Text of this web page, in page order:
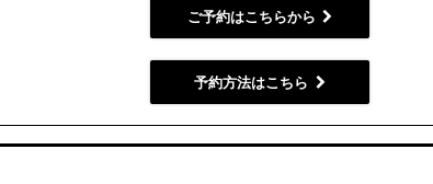
ご予約はこちらから
予約方法はこちら